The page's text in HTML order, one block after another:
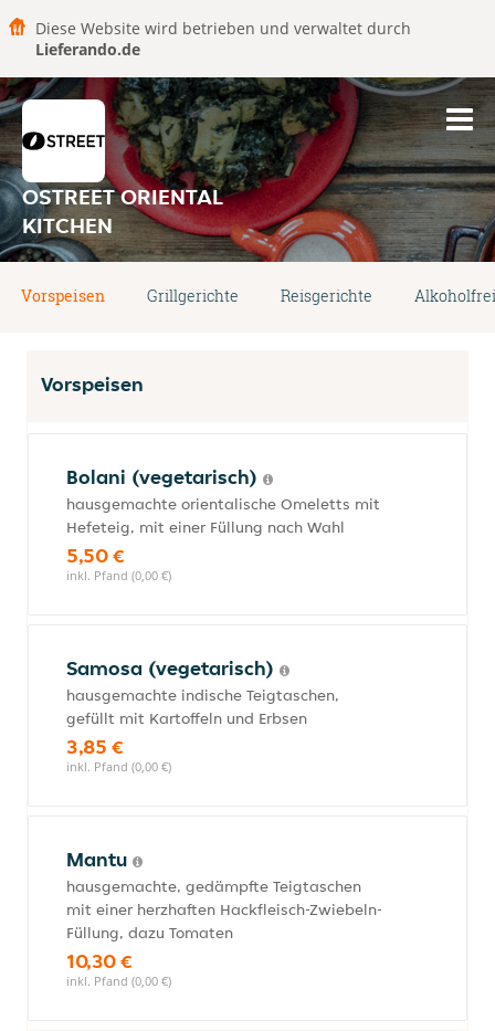
Diese Website wird betrieben und verwaltet durch
Lieferando.de
OSTREET ORIENTAL
KITCHEN
Vorspeisen Grillgerichte Reisgerichte
Vorspeisen
Bolani (vegetarisch)
hausgemachte orientalische Omeletts mit
Hefeteig, mit einer Füllung nach Wahl
5,50 €
inkl. Pfand (0,00 €)
Samosa (vegetarisch)
hausgemachte indische Teigtaschen,
gefüllt mit Kartoffeln und Erbsen
3,85 €
inkl. Pfand (0,00 €)
Mantu
hausgemachte, gedämpfte Teigtaschen
mit einer herzhaften Hackfleisch-Zwiebeln-
Füllung, dazu Tomaten
10,30 €
inkl. Pfand (0,00 €)